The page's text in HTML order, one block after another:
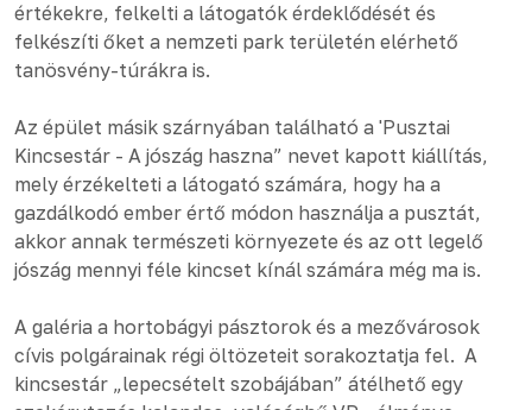
értékekre, felkelti a látogatók érdeklődését és
felkészíti őket a nemzeti park területén elérhető
tanösvény-túrákra is.
Az épület másik szárnyában található a 'Pusztai
Kincsestár - A jószág haszna” nevet kapott kiállítás,
mely érzékelteti a látogató számára, hogy ha a
gazdálkodó ember értő módon használja a pusztát,
akkor annak természeti környezete és az ott legelő
jószág mennyi féle kincset kínál számára még ma is.
A galéria a hortobágyi pásztorok és a mezővárosok
cívis polgárainak régi öltözeteit sorakoztatja fel. A
kincsestár „lepecsételt szobájában” átélhető egy